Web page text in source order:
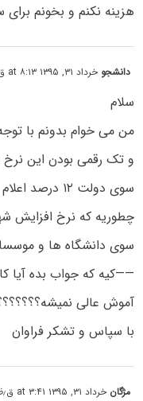
هزینه نکنم و بخونم برای
دانشجو خرداد ۳۱, ۱۳۹۵ at ۸:۱۳ ق٫ظ
سلام
من می خوام بدونم با
و تک رقمی بودن این نرخ
سوی دولت ۱۲ درصد اعلام شده
چطوریه که نرخ افزایش
——کیه که جواب بده
آموش عالی
با سپاس و تشکر فراوان
مژگان خرداد ۳۱, ۱۳۹۵ at ۳:۴۱ ق٫ظ